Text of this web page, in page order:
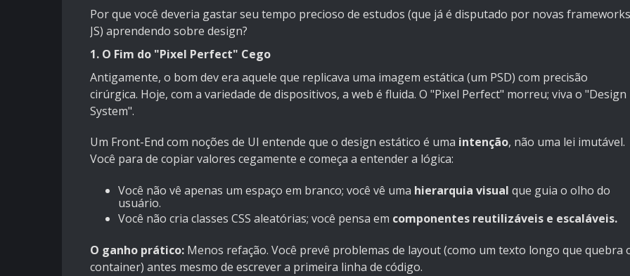
Por que você deveria gastar seu tempo precioso de estudos (que já é disputado por novas frameworks
JS) aprendendo sobre design?
1. O Fim do "Pixel Perfect" Cego
Antigamente, o bom dev era aquele que replicava uma imagem estática (um PSD) com precisão
cirúrgica. Hoje, com a variedade de dispositivos, a web é fluida. O "Pixel Perfect" morreu; viva o "Design
System".
Um Front-End com noções de UI entende que o design estático é uma intenção, não uma lei imutável.
Você para de copiar valores cegamente e começa a entender a lógica:
Você não vê apenas um espaço em branco; você vê uma hierarquia visual que guia o olho do
usuário.
Você não cria classes CSS aleatórias; você pensa em componentes reutilizáveis e escaláveis.
O ganho prático: Menos refação. Você prevê problemas de layout (como um texto longo que quebra
container) antes mesmo de escrever a primeira linha de código.